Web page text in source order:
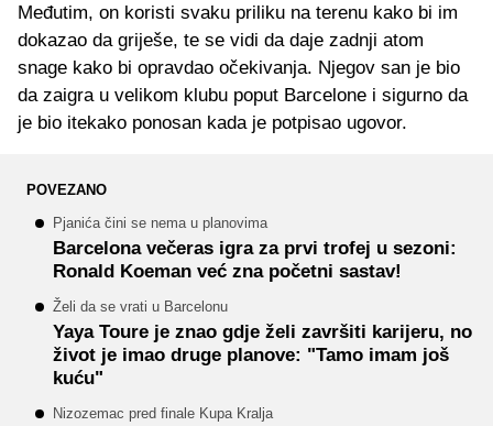
Međutim, on koristi svaku priliku na terenu kako bi im
dokazao da griješe, te se vidi da daje zadnji atom
snage kako bi opravdao očekivanja. Njegov san je bio
da zaigra u velikom klubu poput Barcelone i sigurno da
je bio itekako ponosan kada je potpisao ugovor.
POVEZANO
Pjanića čini se nema u planovima
Barcelona večeras igra za prvi trofej u sezoni:
Ronald Koeman već zna početni sastav!
Želi da se vrati u Barcelonu
Yaya Toure je znao gdje želi završiti karijeru, no
život je imao druge planove: "Tamo imam još
kuću"
Nizozemac pred finale Kupa Kralja